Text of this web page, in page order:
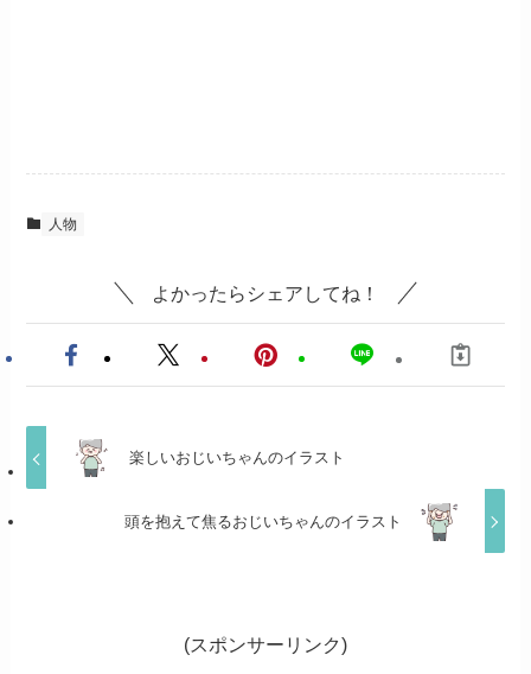
人物
よかったらシェアしてね！
楽しいおじいちゃんのイラスト
頭を抱えて焦るおじいちゃんのイラスト
(スポンサーリンク)